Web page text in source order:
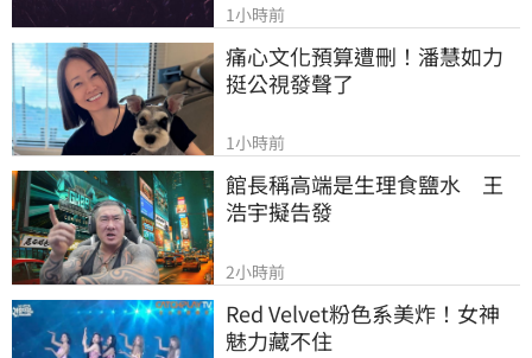
1小時前
痛心文化預算遭刪！潘慧如力
挺公視發聲了
1小時前
館長稱高端是生理食鹽水　王
浩宇擬告發
2小時前
Red Velvet粉色系美炸！女神
魅力藏不住